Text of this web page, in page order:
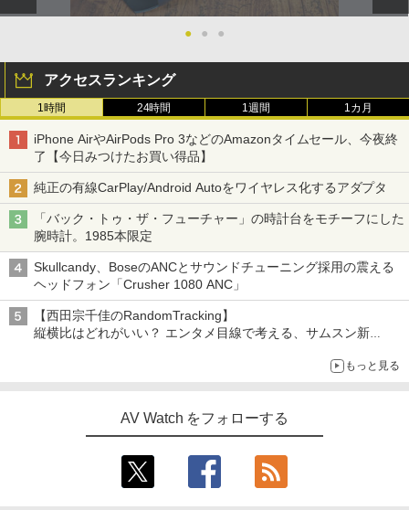
● ● ●
アクセスランキング
1時間 24時間 1週間 1カ月
iPhone AirやAirPods Pro 3などのAmazonタイムセール、今夜終
了【今日みつけたお買い得品】
純正の有線CarPlay/Android Autoをワイヤレス化するアダプタ
「バック・トゥ・ザ・フューチャー」の時計台をモチーフにした
腕時計。1985本限定
Skullcandy、BoseのANCとサウンドチューニング採用の震える
ヘッドフォン「Crusher 1080 ANC」
【西田宗千佳のRandomTracking】
縦横比はどれがいい？ エンタメ目線で考える、サムスン新
もっと見る
AV Watch をフォローする